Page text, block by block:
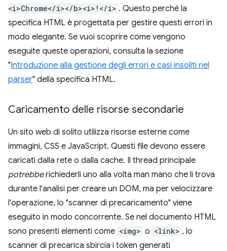
<i>Chrome</i></b><i>!</i> . Questo perché la
specifica HTML è progettata per gestire questi errori in
modo elegante. Se vuoi scoprire come vengono
eseguite queste operazioni, consulta la sezione
"Introduzione alla gestione degli errori e casi insoliti nel
parser" della specifica HTML.
Caricamento delle risorse secondarie
Un sito web di solito utilizza risorse esterne come
immagini, CSS e JavaScript. Questi file devono essere
caricati dalla rete o dalla cache. Il thread principale
potrebberichiederli uno alla volta man mano che li trova
durante l'analisi per creare un DOM, ma per velocizzare
l'operazione, lo "scanner di precaricamento" viene
eseguito in modo concorrente. Se nel documento HTML
sono presenti elementi come <img> o <link> , lo
scanner di precarica sbircia i token generati